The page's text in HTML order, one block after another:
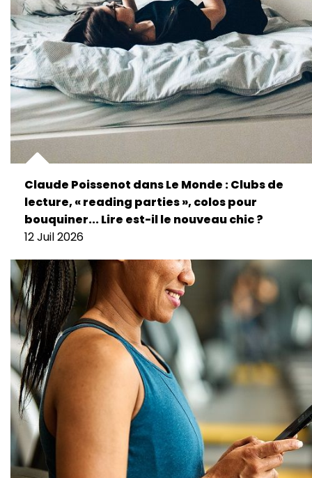
Claude Poissenot dans Le Monde : Clubs de
lecture, « reading parties », colos pour
bouquiner... Lire est-il le nouveau chic ?
12 Juil 2026